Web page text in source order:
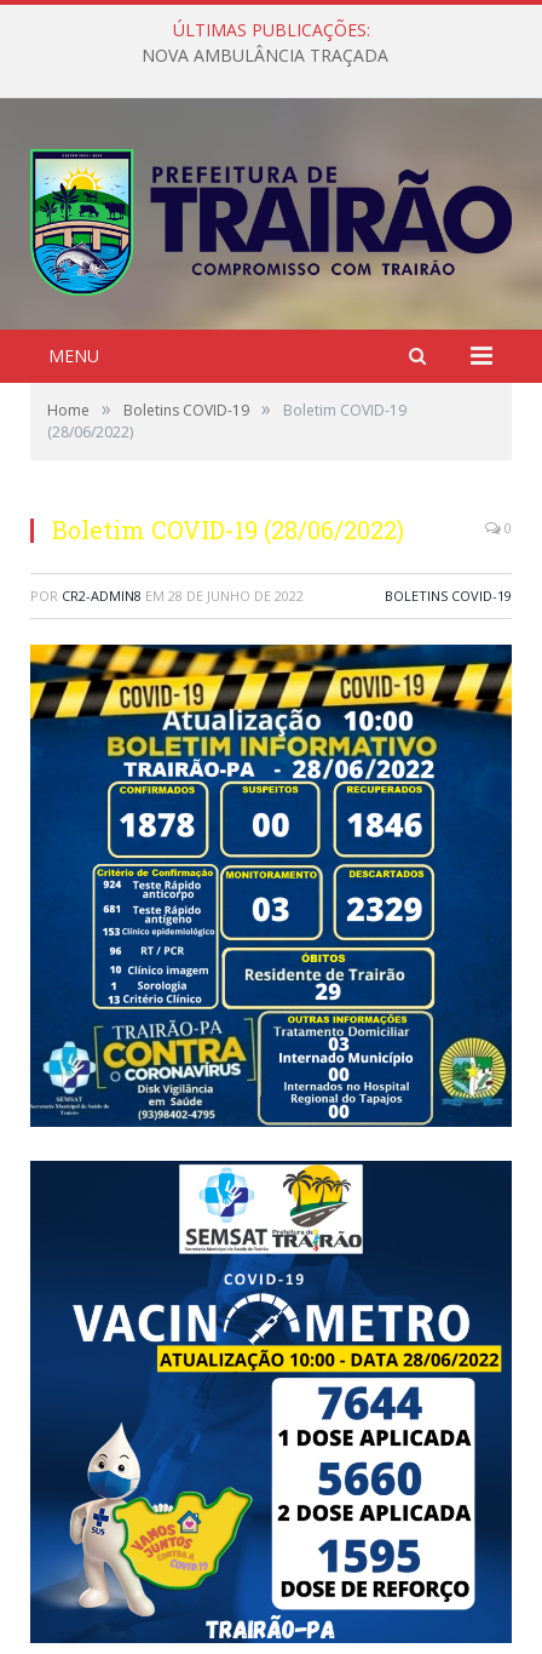
ÚLTIMAS PUBLICAÇÕES:
NOVA AMBULÂNCIA TRAÇADA
MENU
Home » Boletins COVID-19 »
Boletim COVID-19
(28/06/2022)
Boletim COVID-19 (28/06/2022) 0
POR CR2-ADMIN8 EM 28 DE JUNHO DE 2022 BOLETINS COVID-19